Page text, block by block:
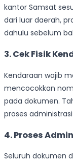
kantor Samsat
dari luar daerah,
dahulu sebelum
3. Cek Fisik
Kendaraan wajib
mencocokkan
pada dokumen.
proses
4. Proses
Seluruh dokumen